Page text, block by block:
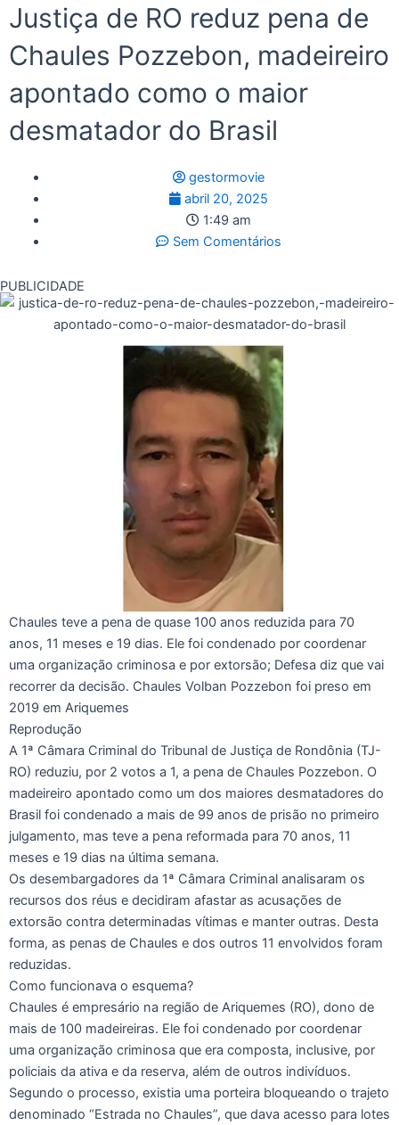
Justiça de RO reduz pena de
Chaules Pozzebon, madeireiro
apontado como o maior
desmatador do Brasil
gestormovie
abril 20, 2025
1:49 am
Sem Comentários
PUBLICIDADE
Chaules teve a pena de quase 100 anos reduzida para 70
anos, 11 meses e 19 dias. Ele foi condenado por coordenar
uma organização criminosa e por extorsão; Defesa diz que vai
recorrer da decisão. Chaules Volban Pozzebon foi preso em
2019 em Ariquemes
Reprodução
A 1ª Câmara Criminal do Tribunal de Justiça de Rondônia (TJ-
RO) reduziu, por 2 votos a 1, a pena de Chaules Pozzebon. O
madeireiro apontado como um dos maiores desmatadores do
Brasil foi condenado a mais de 99 anos de prisão no primeiro
julgamento, mas teve a pena reformada para 70 anos, 11
meses e 19 dias na última semana.
Os desembargadores da 1ª Câmara Criminal analisaram os
recursos dos réus e decidiram afastar as acusações de
extorsão contra determinadas vítimas e manter outras. Desta
forma, as penas de Chaules e dos outros 11 envolvidos foram
reduzidas.
Como funcionava o esquema?
Chaules é empresário na região de Ariquemes (RO), dono de
mais de 100 madeireiras. Ele foi condenado por coordenar
uma organização criminosa que era composta, inclusive, por
policiais da ativa e da reserva, além de outros indivíduos.
Segundo o processo, existia uma porteira bloqueando o trajeto
denominado “Estrada no Chaules”, que dava acesso para lotes